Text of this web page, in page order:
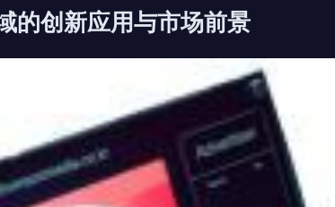
的创新应用与市场前景